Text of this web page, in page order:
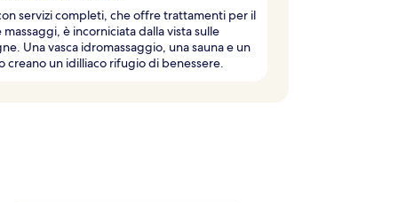
servizi completi, che offre trattamenti per il
è incorniciata dalla vista sulle
Una vasca idromassaggio, una sauna e un
creano un idilliaco rifugio di benessere.